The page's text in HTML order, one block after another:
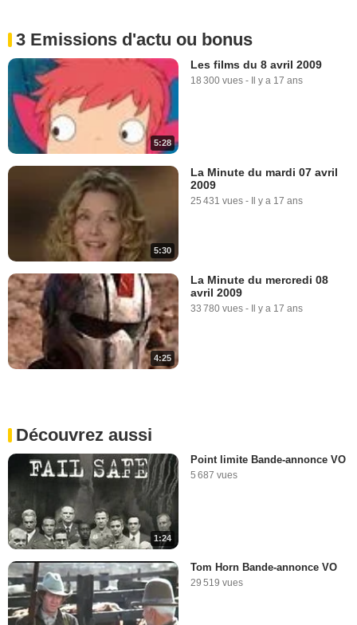
1:40
3 Emissions d'actu ou bonus
5:28
Les films du 8 avril 2009
18 300 vues - Il y a 17 ans
5:30
La Minute du mardi 07 avril
2009
25 431 vues - Il y a 17 ans
4:25
La Minute du mercredi 08
avril 2009
33 780 vues - Il y a 17 ans
Découvrez aussi
1:24
Point limite Bande-annonce VO
5 687 vues
Tom Horn Bande-annonce VO
29 519 vues